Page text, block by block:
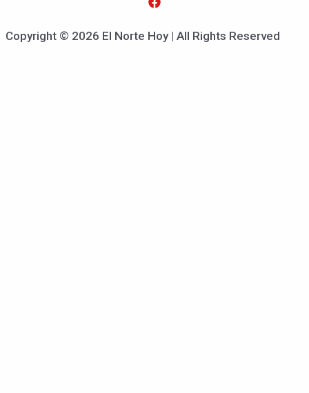
Copyright © 2026 El Norte Hoy | All Rights Reserved